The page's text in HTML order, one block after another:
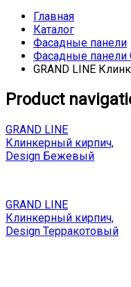
Главная
Каталог
Фасадные панели
Фасадные панели
GRAND LINE
Product
GRAND LINE
Клинкерный кирпич,
Design Бежевый
GRAND LINE
Клинкерный кирпич,
Design Терракотовый